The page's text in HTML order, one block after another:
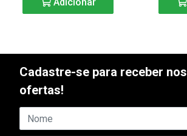
Cadastre-se para receber
ofertas!